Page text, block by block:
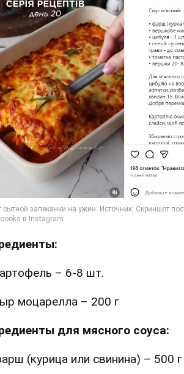
– 6-8 шт.
моцарелла – 200 г
для мясного соуса:
(курица или свинина) – 500 г